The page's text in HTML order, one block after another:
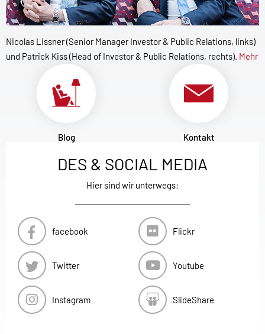
Nicolas Lissner (Senior Manager Investor & Public Relations, links)
und Patrick Kiss (Head of Investor & Public Relations, rechts). Mehr
Blog Kontakt
DES & SOCIAL MEDIA
Hier sind wir unterwegs:
facebook
Twitter
Instagram
Flickr
Youtube
SlideShare